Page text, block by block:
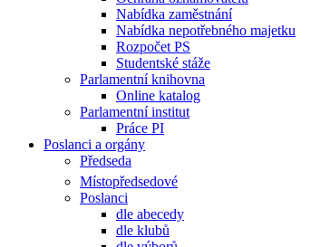
Nabídka zaměstnání
Nabídka nepotřebného majetku
Rozpočet PS
Studentské stáže
Parlamentní knihovna
Online katalog
Parlamentní institut
Práce PI
Poslanci a orgány
Předseda
Místopředsedové
Poslanci
dle abecedy
dle klubů